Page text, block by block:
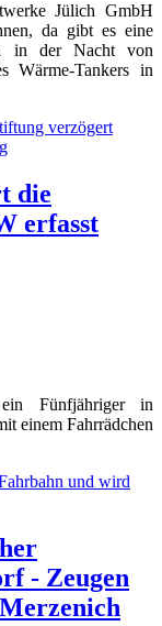
Jülich GmbH
da gibt es eine
in der Nacht von
Wärme-Tankers in
verzögert
die
erfasst
Fünfjähriger in
einem Fahrrädchen
und wird
- Zeugen